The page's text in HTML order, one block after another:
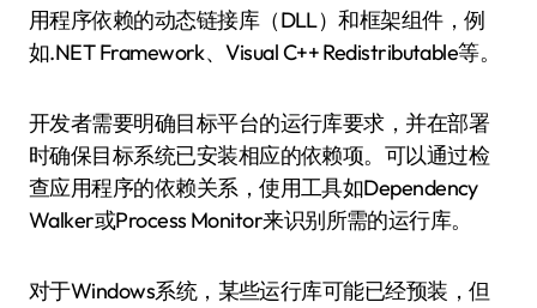
用程序依赖的动态链接库（DLL）和框架组件，例
如.NET Framework、Visual C++ Redistributable等。
开发者需要明确目标平台的运行库要求，并在部署
时确保目标系统已安装相应的依赖项。可以通过检
查应用程序的依赖关系，使用工具如Dependency
Walker或Process Monitor来识别所需的运行库。
对于Windows系统，某些运行库可能已经预装，但